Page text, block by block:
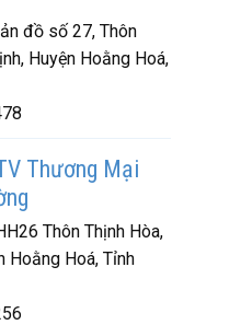
đồ số 27, Thôn
Huyện Hoằng Hoá,
Thương Mại
Thôn Thịnh Hòa,
Hoằng Hoá, Tỉnh